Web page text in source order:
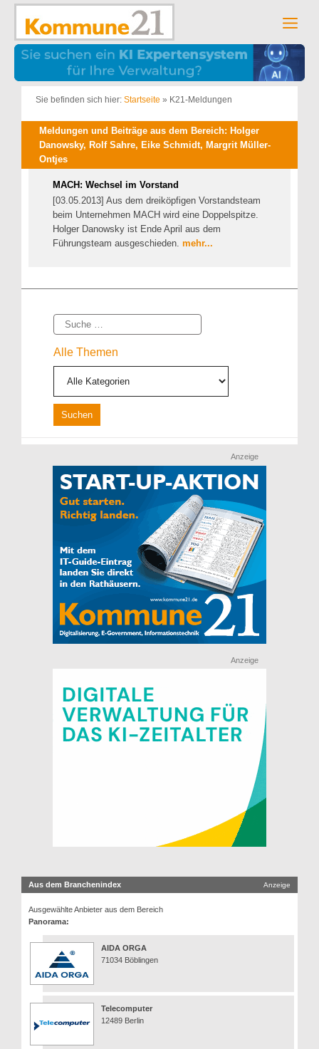
Zum
springen
Sie befinden sich hier: Startseite » K21-Meldungen
Meldungen und Beiträge aus dem Bereich: Holger
Danowsky, Rolf Sahre, Eike Schmidt, Margrit Müller-
Ontjes
MACH: Wechsel im Vorstand
[03.05.2013] Aus dem dreiköpfigen Vorstandsteam
beim Unternehmen MACH wird eine Doppelspitze.
Holger Danowsky ist Ende April aus dem
Führungsteam ausgeschieden. mehr...
Suche
Alle Themen
Anzeige
Anzeige
Aus dem Branchenindex Anzeige
Ausgewählte Anbieter aus dem Bereich
Panorama:
AIDA ORGA
71034 Böblingen
Telecomputer
12489 Berlin